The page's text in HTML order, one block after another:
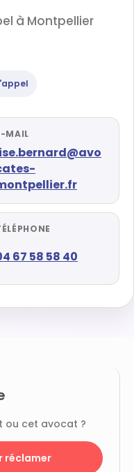
à Montpellier
MAIL
67 58 58 40
ou cet avocat ?
réclamer